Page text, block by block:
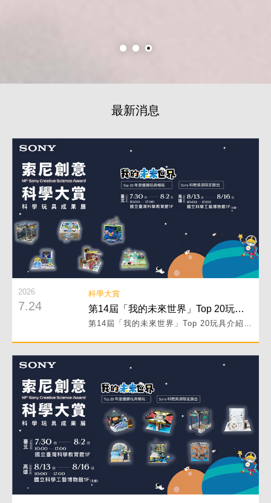
最新消息
閱讀詳細內容
2026
7.24
科學大賞
第14屆「我的未來世界」Top 20玩具介紹 PART III！